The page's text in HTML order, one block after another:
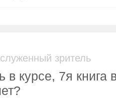
зритель
в курсе, 7я